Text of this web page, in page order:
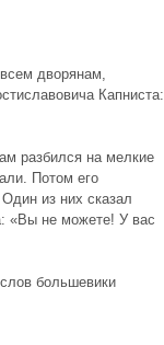
дворянам,
Капниста:
разбился на мелкие
Потом его
из них сказал
«Вы не можете! У вас
слов большевики